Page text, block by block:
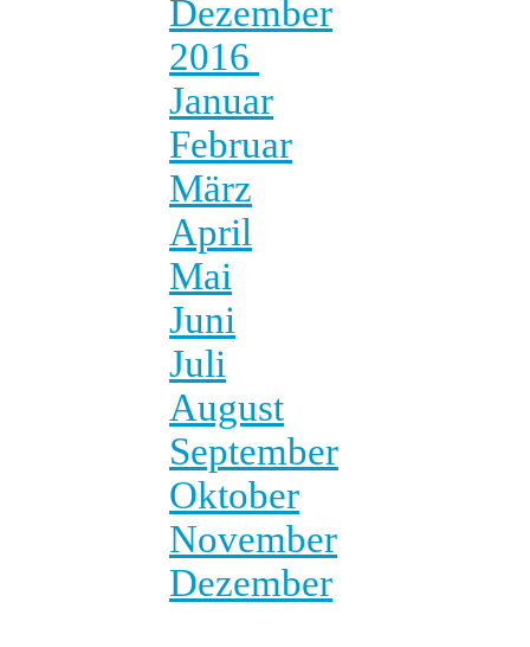
Dezember
2016
Januar
Februar
März
April
Mai
Juni
Juli
August
September
Oktober
November
Dezember